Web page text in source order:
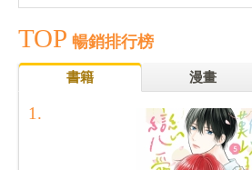
TOP 暢銷排行榜
書籍 漫畫